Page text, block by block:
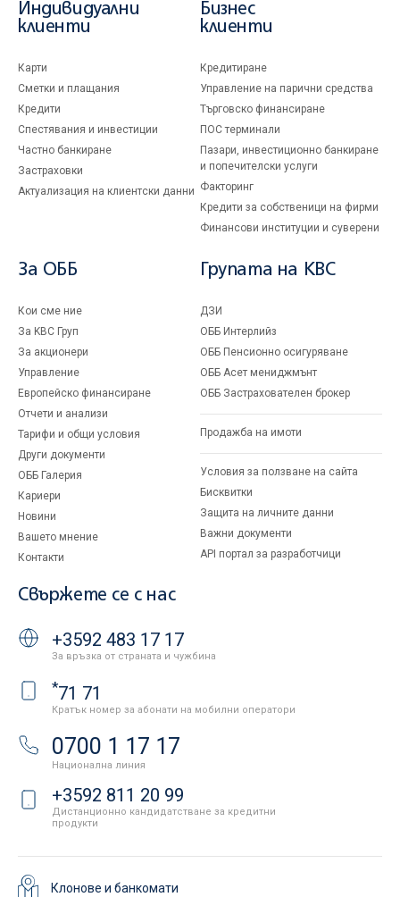
Индивидуални
клиенти
Карти
Сметки и плащания
Кредити
Спестявания и инвестиции
Частно банкиране
Застраховки
Актуализация на клиентски данни
Бизнес
клиенти
Кредитиране
Управление на парични средства
Търговско финансиране
ПОС терминали
Пазари, инвестиционно банкиране
и попечителски услуги
Факторинг
Кредити за собственици на фирми
Финансови институции и суверени
За ОББ
Кои сме ние
За KBC Груп
За акционери
Управление
Европейско финансиране
Отчети и анализи
Тарифи и общи условия
Други документи
ОББ Галерия
Кариери
Новини
Вашето мнение
Контакти
Групата на KBC
ДЗИ
ОББ Интерлийз
ОББ Пенсионно осигуряване
ОББ Асет мениджмънт
ОББ Застрахователен брокер
Продажба на имоти
Условия за ползване на сайта
Бисквитки
Защита на личните данни
Важни документи
API портал за разработчици
Свържете се с нас
+3592 483 17 17
За връзка от страната и чужбина
*71 71
Кратък номер за абонати на мобилни оператори
0700 1 17 17
Национална линия
+3592 811 20 99
Дистанционно кандидатстване за кредитни
продукти
Клонове и банкомати